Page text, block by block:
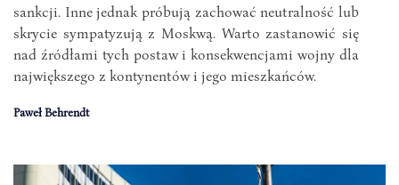
sankcji. Inne jednak próbują zachować neutralność lub
skrycie sympatyzują z Moskwą. Warto zastanowić się
nad źródłami tych postaw i konsekwencjami wojny dla
największego z kontynentów i jego mieszkańców.
Paweł Behrendt